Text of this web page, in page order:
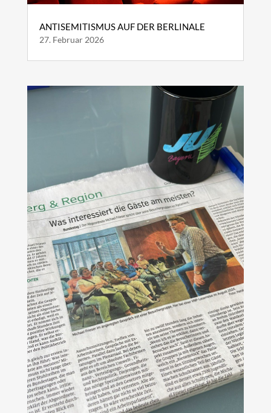
ANTISEMITISMUS AUF DER BERLINALE
27. Februar 2026